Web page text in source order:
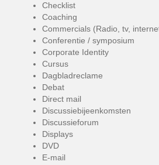
Checklist
Coaching
Commercials (Radio, tv,
Conferentie / symposium
Corporate Identity
Cursus
Dagbladreclame
Debat
Direct mail
Discussiebijeenkomsten
Discussieforum
Displays
DVD
E-mail